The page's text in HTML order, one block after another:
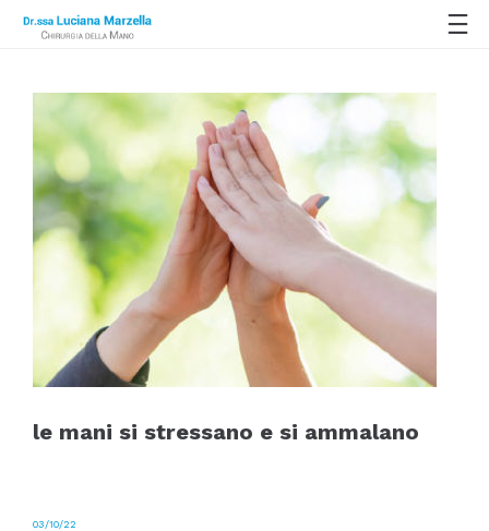
le mani si stressano e si ammalano
03/10/22